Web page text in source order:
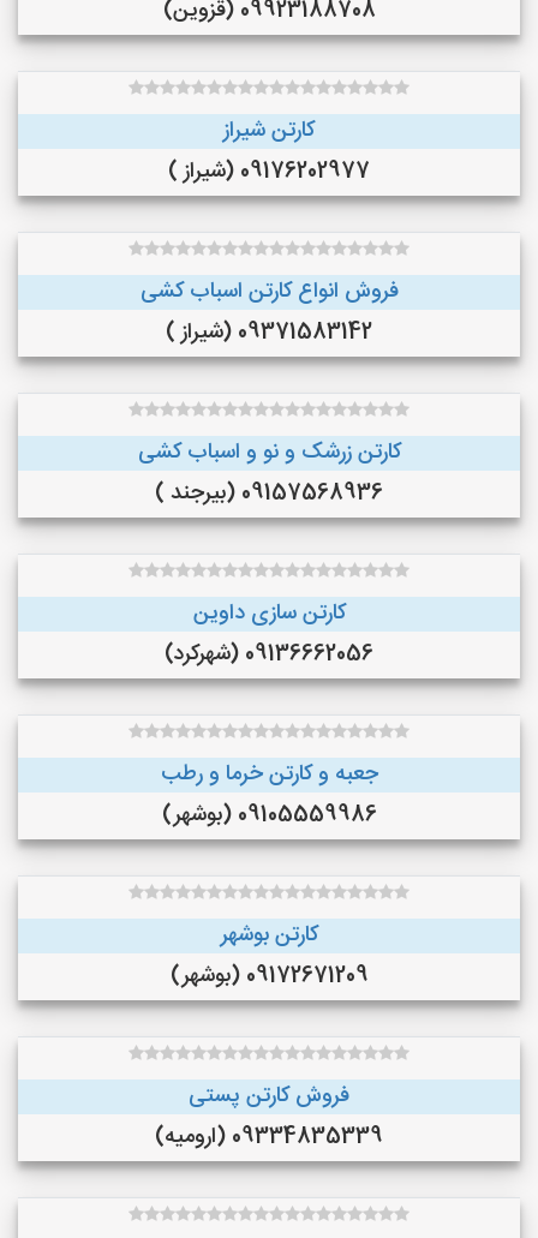
09923188708 (قزوین)
کارتن شیراز
09176202977 (شیراز )
فروش انواع کارتن اسباب کشی
09371583142 (شیراز )
کارتن زرشک و نو و اسباب کشی
09157568936 (بیرجند )
کارتن سازی داوین
09136662056 (شهرکرد)
جعبه و کارتن خرما و‌ رطب
09105559986 (بوشهر)
کارتن بوشهر
09172671209 (بوشهر)
فروش کارتن پستی
09334835339 (ارومیه)